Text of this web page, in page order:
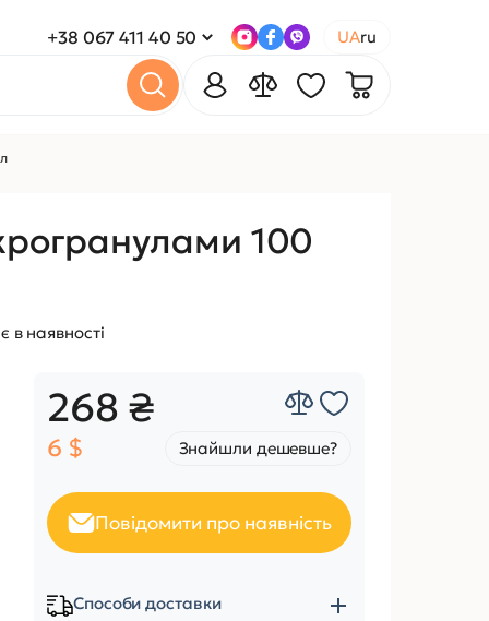
+38 067 411 40 50 UAru
100
в наявності
268 ₴
6 $ Знайшли дешевше?
Повідомити про наявність
Способи доставки